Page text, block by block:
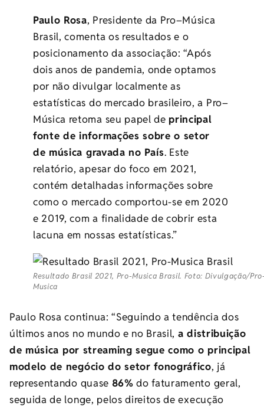
Paulo Rosa, Presidente da Pro–Música
Brasil, comenta os resultados e o
posicionamento da associação: “Após
dois anos de pandemia, onde optamos
por não divulgar localmente as
estatísticas do mercado brasileiro, a Pro–
Música retoma seu papel de principal
fonte de informações sobre o setor
de música gravada no País. Este
relatório, apesar do foco em 2021,
contém detalhadas informações sobre
como o mercado comportou-se em 2020
e 2019, com a finalidade de cobrir esta
lacuna em nossas estatísticas.”
Resultado Brasil 2021, Pro-Musica Brasil. Foto: Divulgação/
Musica
Paulo Rosa continua: “Seguindo a tendência dos
últimos anos no mundo e no Brasil, a distribuição
de música por streaming segue como o principal
modelo de negócio do setor fonográfico, já
representando quase 86% do faturamento geral,
seguida de longe, pelos direitos de execução